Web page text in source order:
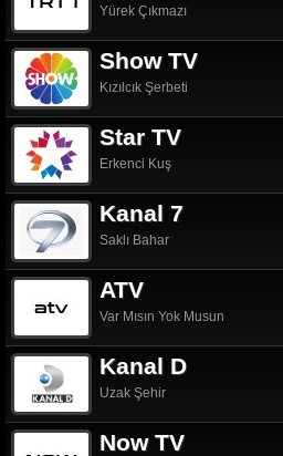
Yürek Çıkmazı
Show TV
Kızılcık Şerbeti
Star TV
Erkenci Kuş
Kanal 7
Saklı Bahar
ATV
Var Mısın Yok Musun
Kanal D
Uzak Şehir
Now TV